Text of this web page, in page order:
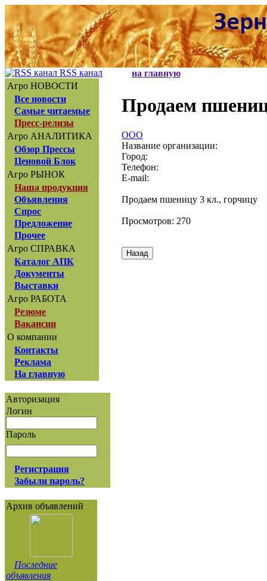
RSS канал
Агро НОВОСТИ
Все новости
Самые читаемые
Пресс-релизы
Агро АНАЛИТИКА
Обзор Прессы
Ценовой Блок
Агро РЫНОК
Наша продукция
Объявления
Спрос
Предложение
Прочее
Агро СПРАВКА
Каталог АПК
Документы
Выставки
Агро РАБОТА
Резюме
Вакансии
О компании
Контакты
Реклама
На главную
Авторизация
Логин
Пароль
Регистрация
Забыли пароль?
Архив объявлений
Последние
объявления
на главную
Продаем
ООО
Название организации:
Город:
Телефон:
E-mail:
Продаем пшеницу 3 кл., горчицу
Просмотров: 270